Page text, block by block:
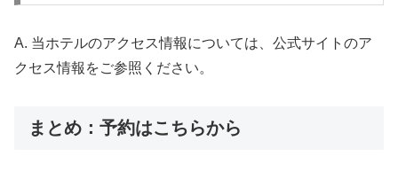
A. 当ホテルのアクセス情報については、公式サイトのア
クセス情報をご参照ください。
まとめ：予約はこちらから